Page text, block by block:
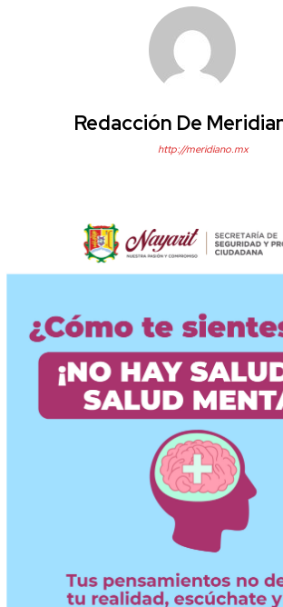
Redacción De
http://meridiano.mx